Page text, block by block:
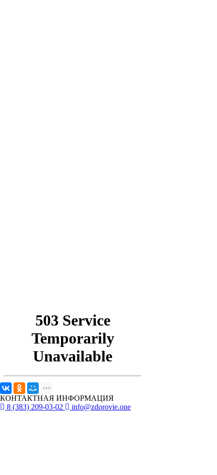
КОНТАКТНАЯ ИНФОРМАЦИЯ
8 (383) 209-03-02
info@zdorovie.one